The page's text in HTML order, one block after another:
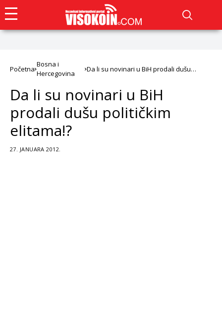
Početna
Bosna i
Hercegovina
Da li su novinari u BiH prodali dušu
Da li su novinari u BiH
prodali dušu političkim
elitama!?
27. JANUARA 2012.